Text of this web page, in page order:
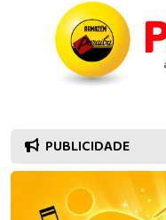
PUBLICIDADE